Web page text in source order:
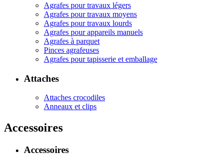
Agrafes pour travaux légers
Agrafes pour travaux moyens
Agrafes pour travaux lourds
Agrafes pour appareils manuels
Agrafes à parquet
Pinces agrafeuses
Agrafes pour tapisserie et emballage
Attaches
Attaches crocodiles
Anneaux et clips
Accessoires
Accessoires